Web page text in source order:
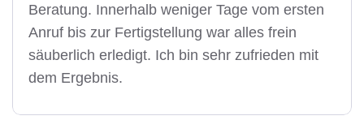
Beratung. Innerhalb weniger Tage vom ersten
Anruf bis zur Fertigstellung war alles frein
säuberlich erledigt. Ich bin sehr zufrieden mit
dem Ergebnis.